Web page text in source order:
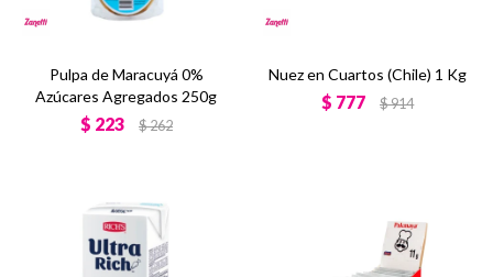
Pulpa de Maracuyá 0%
Azúcares Agregados 250g
$ 223 $262
Nuez en Cuartos (Chile) 1 Kg
$ 777 $914